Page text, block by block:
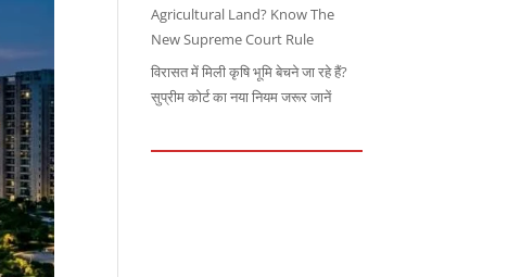
Agricultural Land? Know The
New Supreme Court Rule
विरासत में मिली कृषि भूमि बेचने जा रहे हैं?
सुप्रीम कोर्ट का नया नियम जरूर जानें